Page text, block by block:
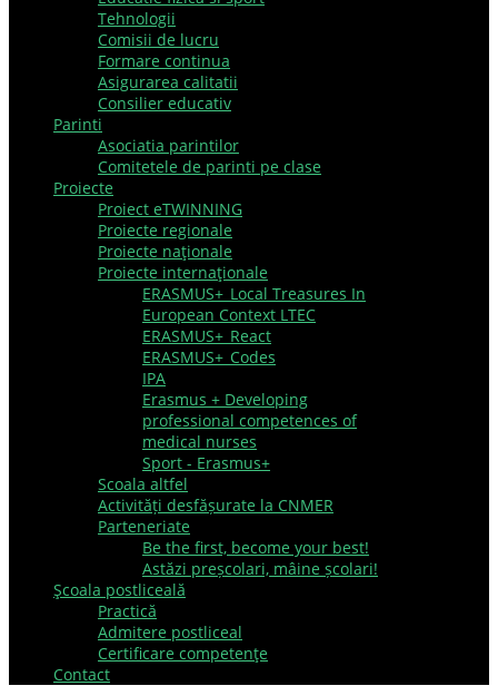
Tehnologii
Comisii de lucru
Formare continua
Asigurarea calitatii
Consilier educativ
Parinti
Asociatia parintilor
Comitetele de parinti pe clase
Proiecte
Proiect eTWINNING
Proiecte regionale
Proiecte naţionale
Proiecte internaţionale
ERASMUS+_Local Treasures In
European Context LTEC
ERASMUS+_React
ERASMUS+_Codes
IPA
Erasmus + Developing
professional competences of
medical nurses
Sport - Erasmus+
Scoala altfel
Activități desfășurate la CNMER
Parteneriate
Be the first, become your best!
Astăzi preșcolari, mâine școlari!
Şcoala postliceală
Practică
Admitere postliceal
Certificare competenţe
Contact